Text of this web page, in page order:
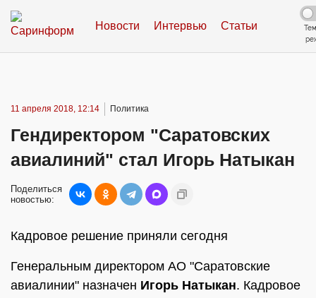
Новости Интервью Статьи
11 апреля 2018, 12:14 Политика
Гендиректором "Саратовских
авиалиний" стал Игорь Натыкан
Поделиться
новостью:
Кадровое решение приняли сегодня
Генеральным директором АО "Саратовские
авиалинии" назначен Игорь Натыкан. Кадровое